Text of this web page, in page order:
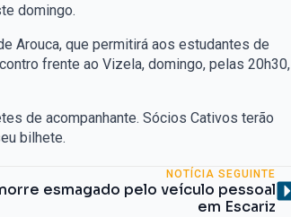
domingo.
Arouca, que permitirá aos estudantes de
frente ao Vizela, domingo, pelas 20h30,
de acompanhante. Sócios Cativos terão
bilhete.
NOTÍCIA SEGUINTE
esmagado pelo veículo pessoal
em Escariz